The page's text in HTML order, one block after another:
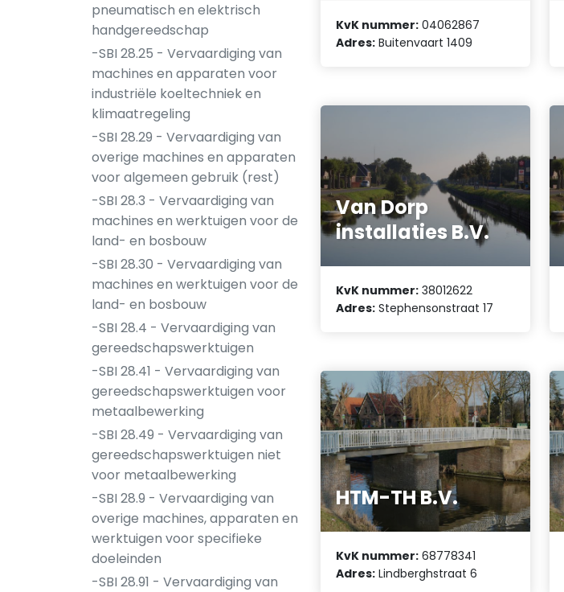
pneumatisch en elektrisch
handgereedschap
-SBI 28.25 - Vervaardiging van
machines en apparaten voor
industriële koeltechniek en
klimaatregeling
-SBI 28.29 - Vervaardiging van
overige machines en apparaten
voor algemeen gebruik (rest)
-SBI 28.3 - Vervaardiging van
machines en werktuigen voor de
land- en bosbouw
-SBI 28.30 - Vervaardiging van
machines en werktuigen voor de
land- en bosbouw
-SBI 28.4 - Vervaardiging van
gereedschapswerktuigen
-SBI 28.41 - Vervaardiging van
gereedschapswerktuigen voor
metaalbewerking
-SBI 28.49 - Vervaardiging van
gereedschapswerktuigen niet
voor metaalbewerking
-SBI 28.9 - Vervaardiging van
overige machines, apparaten en
werktuigen voor specifieke
doeleinden
-SBI 28.91 - Vervaardiging van
KvK nummer: 04062867
Adres: Buitenvaart 1409
Van Dorp
installaties B.V.
KvK nummer: 38012622
Adres: Stephensonstraat 17
HTM-TH B.V.
KvK nummer: 68778341
Adres: Lindberghstraat 6